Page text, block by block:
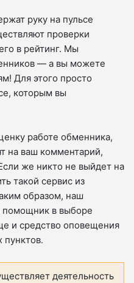
руку на пульсе
проверки
в рейтинг. Мы
— а вы можете
Для этого просто
которым вы
работе обменника,
на ваш комментарий,
же никто не выйдет на
такой сервис из
образом, наш
помощник в выборе
и средство оповещения
пунктов.
деятельность